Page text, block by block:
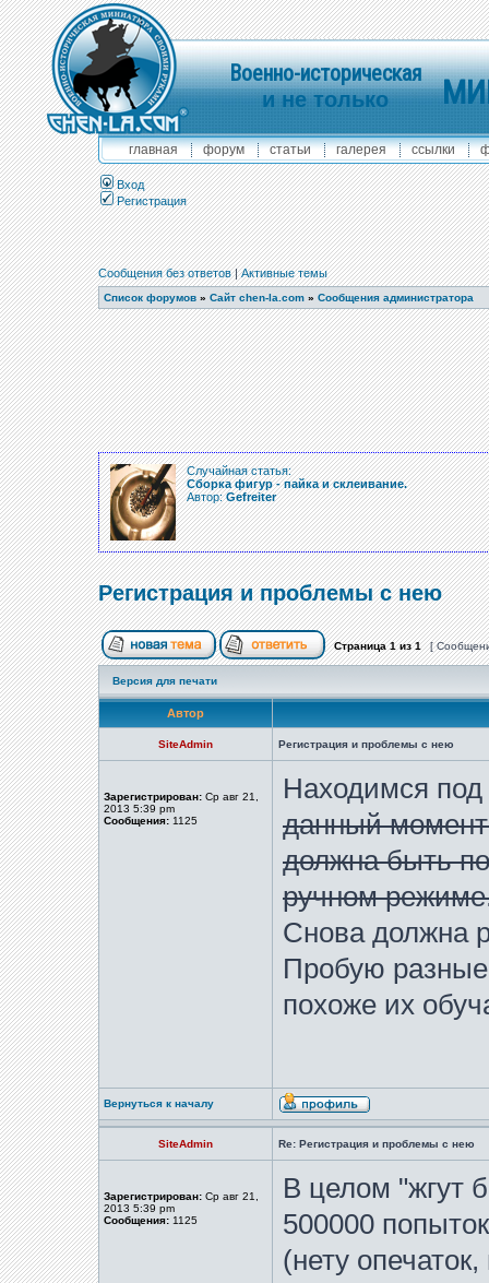
Военно-историческая
и не только
главная форум статьи галерея ссылки
Вход
Регистрация
Сообщения без ответов|Активные темы
Список форумов » Сайт chen-la.com » Сообщения администратора
Случайная статья:
Сборка фигур - пайка и склеивание.
Автор:Gefreiter
Регистрация и проблемы с нею
Страница1из1 [
Версия для печати
Автор
SiteAdmin Регистрация и проблемы с нею
Зарегистрирован: Ср авг 21,
2013 5:39 pm
Сообщения: 1125
Находимся
данный момент
должна быть
ручном
Снова должна
Пробую
похоже их
Вернуться к началу
SiteAdmin Re: Регистрация и проблемы с нею
Зарегистрирован: Ср авг 21,
2013 5:39 pm
Сообщения: 1125
В целом "жгут
500000
(нету